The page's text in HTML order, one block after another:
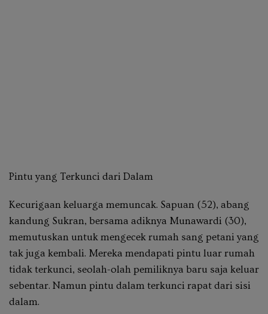
Pintu yang Terkunci dari Dalam
Kecurigaan keluarga memuncak. Sapuan (52), abang
kandung Sukran, bersama adiknya Munawardi (30),
memutuskan untuk mengecek rumah sang petani yang
tak juga kembali. Mereka mendapati pintu luar rumah
tidak terkunci, seolah-olah pemiliknya baru saja keluar
sebentar. Namun pintu dalam terkunci rapat dari sisi
dalam.